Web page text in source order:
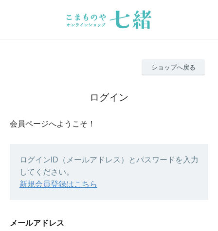
ショップへ戻る
ログイン
会員ページへようこそ！
ログインID（メールアドレス）とパスワードを入力
してください。
新規会員登録はこちら
メールアドレス